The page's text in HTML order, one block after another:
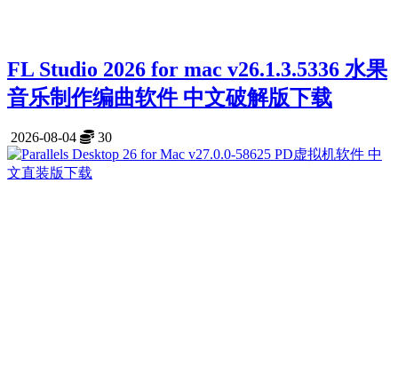
FL Studio 2026 for mac v26.1.3.5336 水果
音乐制作编曲软件 中文破解版下载
2026-08-04 30